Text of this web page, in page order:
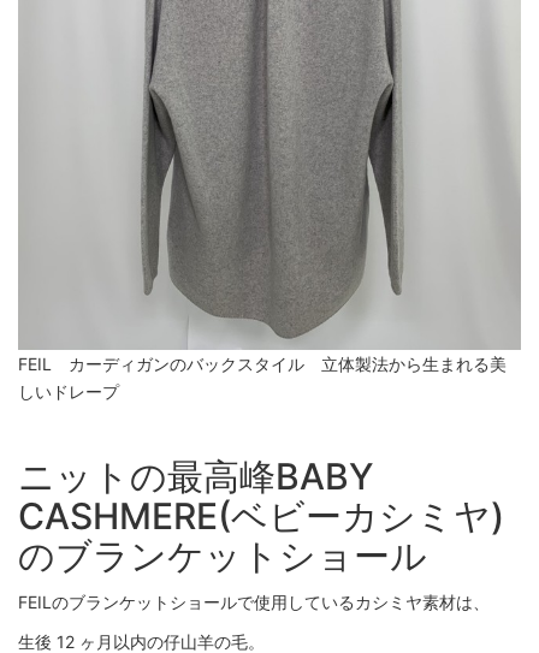
FEIL カーディガンのバックスタイル 立体製法から生まれる美
しいドレープ
ニットの最高峰BABY
CASHMERE(ベビーカシミヤ)
のブランケットショール
FEILのブランケットショールで使用しているカシミヤ素材は、
生後 12 ヶ月以内の仔山羊の毛。